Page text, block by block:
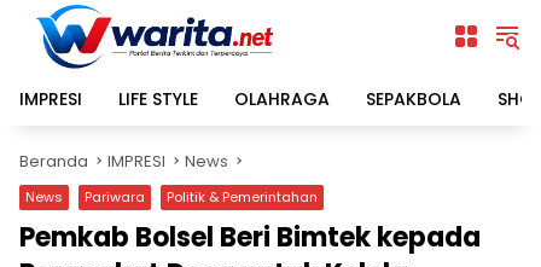
Langsung
konten
IMPRESI
LIFE STYLE OLAHRAGA SEPAKBOLA
Beranda IMPRESI News
News Pariwara Politik & Pemerintahan
Pemkab Bolsel Beri Bimtek kepada